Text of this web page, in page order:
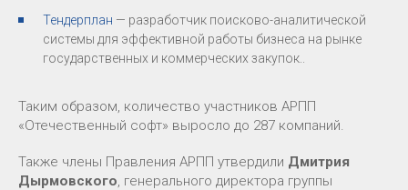
Тендерплан — разработчик поисково-аналитической
системы для эффективной работы бизнеса на рынке
государственных и коммерческих закупок..
Таким образом, количество участников АРПП
«Отечественный софт» выросло до 287 компаний.
Также члены Правления АРПП утвердили Дмитрия
Дырмовского, генерального директора группы